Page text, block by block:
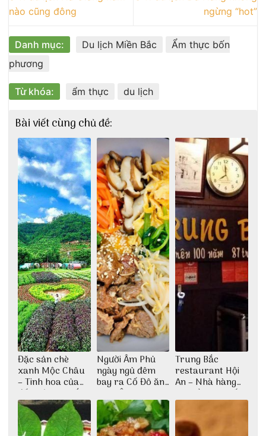
nào cũng đông
ngừng “hot”
Danh mục: Du lịch Miền Bắc
Ẩm thực bốn
phương
Từ khóa: ẩm thực du lịch
Bài viết cùng chủ đề:
Đặc sản chè
xanh Mộc Châu
– Tinh hoa của
đất trời Tây Bắc
Người Âm Phủ
ngày ngủ đêm
bay ra Cố Đô ăn
Cơm Âm Phủ
Huế
Trung Bắc
restaurant Hội
An – Nhà hàng
cao lầu có thiết
kế vô cùng ấn
tượng giữa lòng
phố Hội